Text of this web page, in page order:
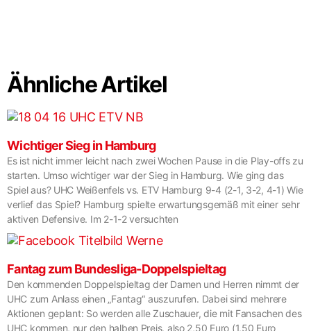
Ähnliche Artikel
Wichtiger Sieg in Hamburg
Es ist nicht immer leicht nach zwei Wochen Pause in die Play-offs zu
starten. Umso wichtiger war der Sieg in Hamburg. Wie ging das
Spiel aus? UHC Weißenfels vs. ETV Hamburg 9-4 (2-1, 3-2, 4-1) Wie
verlief das Spiel? Hamburg spielte erwartungsgemäß mit einer sehr
aktiven Defensive. Im 2-1-2 versuchten
Fantag zum Bundesliga-Doppelspieltag
Den kommenden Doppelspieltag der Damen und Herren nimmt der
UHC zum Anlass einen „Fantag“ auszurufen. Dabei sind mehrere
Aktionen geplant: So werden alle Zuschauer, die mit Fansachen des
UHC kommen, nur den halben Preis, also 2,50 Euro (1,50 Euro